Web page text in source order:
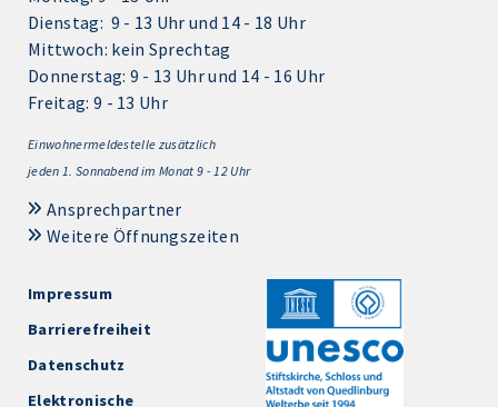
Dienstag: 9 - 13 Uhr und 14 - 18 Uhr
Mittwoch: kein Sprechtag
Donnerstag: 9 - 13 Uhr und 14 - 16 Uhr
Freitag: 9 - 13 Uhr
Einwohnermeldestelle zusätzlich
jeden 1. Sonnabend im Monat 9 - 12 Uhr
Ansprechpartner
Weitere Öffnungszeiten
Impressum
Barrierefreiheit
Datenschutz
Elektronische